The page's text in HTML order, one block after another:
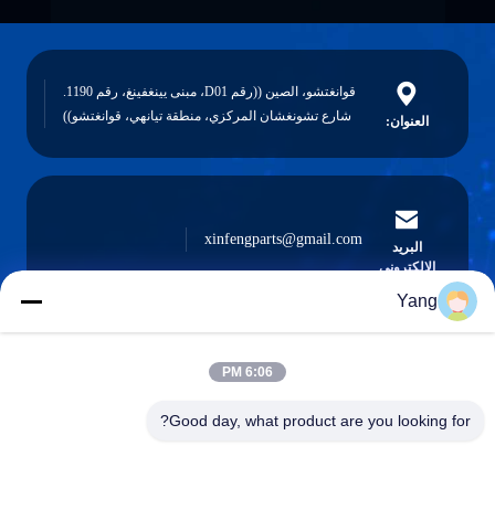
العنوان:
قوانغتشو، الصين ((رقم D01، مبنى يينغفينغ، رقم 1190.
شارع تشونغشان المركزي، منطقة تيانهي، قوانغتشو))
البريد
الإلكتروني
xinfengparts@gmail.com
0086-189-9844-3486
Yang
6:06 PM
Good day, what product are you looking for?